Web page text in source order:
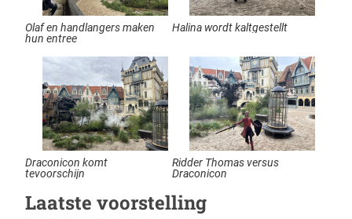
Olaf en handlangers maken
hun entree
Halina wordt kaltgestellt
Draconicon komt
tevoorschijn
Ridder Thomas versus
Draconicon
Laatste voorstelling